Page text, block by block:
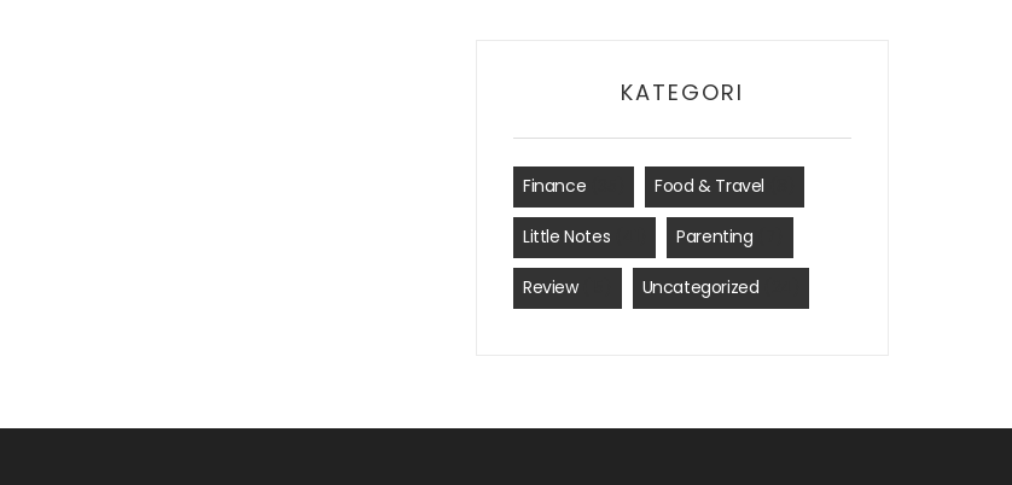
KATEGORI
Finance Food & Travel
Little Notes Parenting
Review(15) Uncategorized